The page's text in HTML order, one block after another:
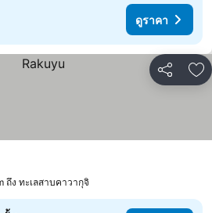
ดูราคา
แชร์ เ
ถึง ทะเลสาบคาวากุจิ